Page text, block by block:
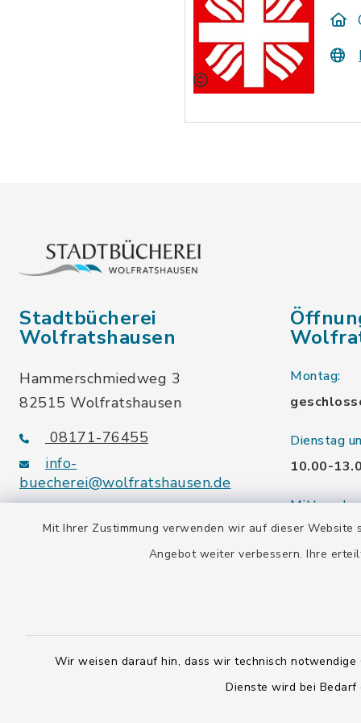
Mit Ihrer Zustimmung verwenden wir auf dieser
Angebot weiter verbessern. Ihre
Wir weisen darauf hin, dass wir technisch
Dienste wird bei
Stadtbücherei
Wolfratshausen
Hammerschmiedweg 3
82515 Wolfratshausen
08171-76455
info-
buecherei@wolfratshausen.de
Stadtbücherei Waldram
08171-216677
info-
buecherei@wolfratshausen.de
Montag:
Dienstag
10.00-
Mittwoch:
10.00-
15.00-
Samstag:
10.00-